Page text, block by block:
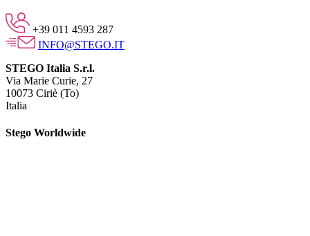
+39 011 4593 287
INFO@STEGO.IT
STEGO Italia S.r.l.
Via Marie Curie, 27
10073 Ciriè (To)
Italia
Stego Worldwide